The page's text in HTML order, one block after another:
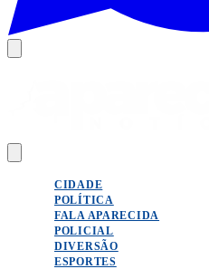
CIDADE
POLÍTICA
FALA APARECIDA
POLICIAL
DIVERSÃO
ESPORTES